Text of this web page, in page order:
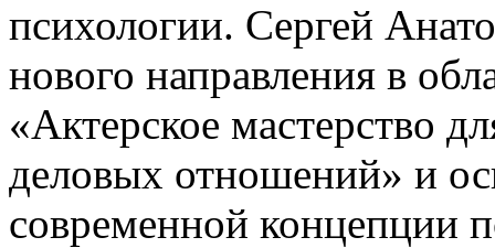
психологии. Сергей
нового направления в
«Актерское мастерство
деловых отношений» и
современной концепции